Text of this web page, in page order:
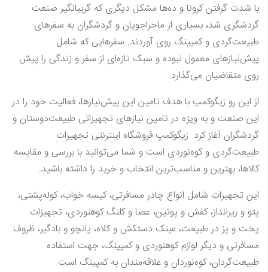
با شدت گرفتن کرونا و ده‌ها مشکل دیگری که گریبانگیر صنعت
گردشگری شد، بسیاری از ماجراجویان و گردشگران به سفرهای
طبیعت‌گردی و کمپینگ روی آوردند. سفرهایی که شامل
پیش‌نیازهای معمول نبوده و سبک تازه‌ای از سفر و زندگی را پیش
روی متقاضیان می‌گذارد.
از این رو زیگوکمپ با هدف تامین این پیش‌نیازها، فعالیت خود را در
این صنعت و به ویژه در تامین نیازهای تجهیزاتی طبیعت‌دوستان و
گردشگران آغاز کرد. زیگوکمپ فروشگاه اینترنتی تجهیزات
طبیعت‌گردی و کوه‌نوردی است و شما می‌توانید با بررسی و مقایسه
کالاها، بهترین و مناسب‌ترین انتخاب و خرید را داشته باشید.
این تجهیزات شامل انواع چادر مسافرتی، کیسه خواب، کوله‌پشتی،
پتو و زیرانداز، کفش و پوتین، عصا و کلنگ کوهنوردی، تجهیزات
پخت و پز در طبیعت، عینک دستکش و کلاه، پانچو و بادگیر، ظروف
مسافرتی و دیگر لوازم کوهنوردی و کمپینگ، جهت استفاده
طبیعت‌گردان، کوه‌نوردان و علاقه‌مندان به کمپینگ است.